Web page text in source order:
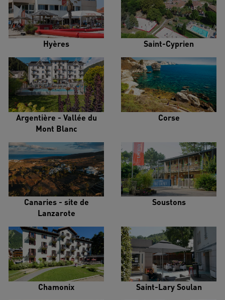
Hyères Saint-Cyprien
Argentière - Vallée du
Mont Blanc
Corse
Canaries - site de
Lanzarote
Soustons
Chamonix Saint-Lary Soulan